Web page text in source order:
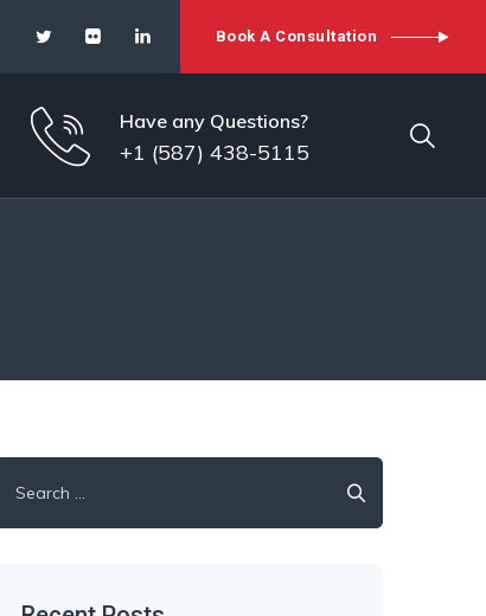
Book A Consultation
Have any Questions?
+1 (587) 438-5115
for: